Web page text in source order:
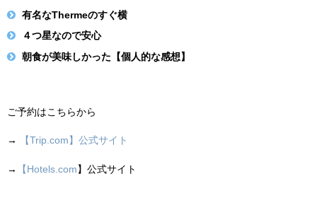
有名なThermeのすぐ横
４つ星なので安心
朝食が美味しかった【個人的な感想】
ご予約はこちらから
→ 【Trip.com】公式サイト
→ 【 Hotels.com 】公式サイト